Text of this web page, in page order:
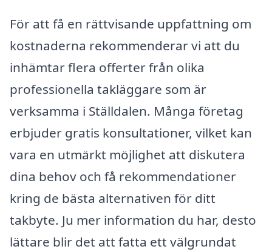
För att få en rättvisande uppfattning om
kostnaderna rekommenderar vi att du
inhämtar flera offerter från olika
professionella takläggare som är
verksamma i Ställdalen. Många företag
erbjuder gratis konsultationer, vilket kan
vara en utmärkt möjlighet att diskutera
dina behov och få rekommendationer
kring de bästa alternativen för ditt
takbyte. Ju mer information du har, desto
lättare blir det att fatta ett välgrundat